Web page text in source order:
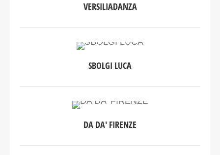
VERSILIADANZA
SBOLGI LUCA
DA DA' FIRENZE